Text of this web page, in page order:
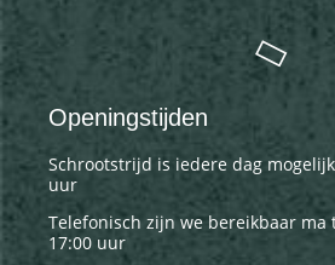
Openingstijden
Schrootstrijd is iedere dag
uur
Telefonisch zijn we bereikbaar ma
17:00 uur